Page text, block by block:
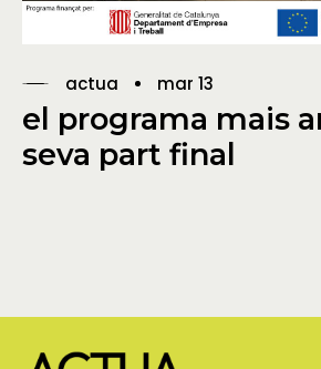
actua mar 13
el programa mais
seva part final